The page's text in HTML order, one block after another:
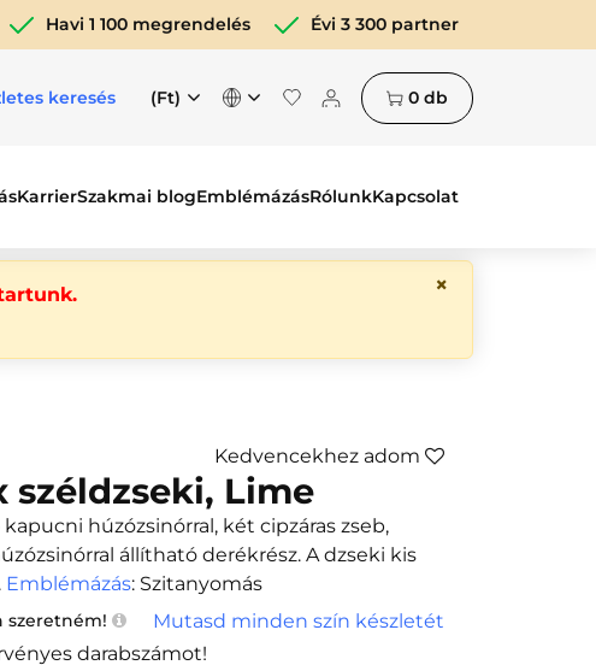
Havi 1 100 megrendelés Évi 3 300 partner
keresés (Ft) 0 db
KarrierSzakmai blogEmblémázásRólunkKapcsolat
×
Kedvencekhez adom
széldzseki, Lime
húzózsinórral, két cipzáras zseb,
állítható derékrész. A dzseki kis
Emblémázás: Szitanyomás
szeretném!
Mutasd minden szín készletét
darabszámot!